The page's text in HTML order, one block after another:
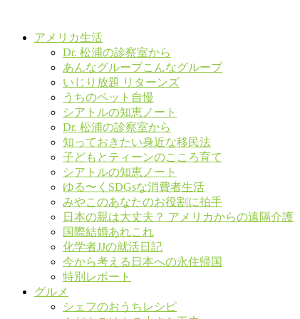
アメリカ生活
Dr. 松浦の診察室から
あんなグループこんなグループ
いじり放題 リターンズ
うちのペット自慢
シアトルの知恵ノート
Dr. 松浦の診察室から
知っておきたい身近な移民法
子どもとティーンのこころ育て
シアトルの知恵ノート
ゆる〜くSDGsな消費者生活
みやこのあなたのお役割に拍手
日本の親は大丈夫？ アメリカからの遠隔介護
国際結婚あれこれ
化学者JJの就活日記
今から考える日本への永住帰国
特別レポート
グルメ
シェフのおうちレシピ